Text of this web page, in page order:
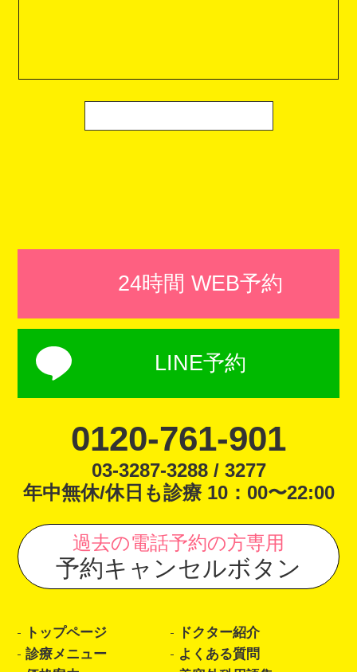
24時間 WEB予約
LINE予約
0120-761-901
03-3287-3288 / 3277
年中無休/休日も診療 10：00〜22:00
過去の電話予約の方専用
予約キャンセルボタン
トップページ
ドクター紹介
診療メニュー
よくある質問